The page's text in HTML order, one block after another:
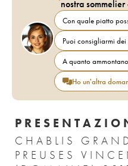
nostra
Con quale piatto
Puoi consigliarmi
A quanto
Ho un'altra
CHABLIS
PREUSES